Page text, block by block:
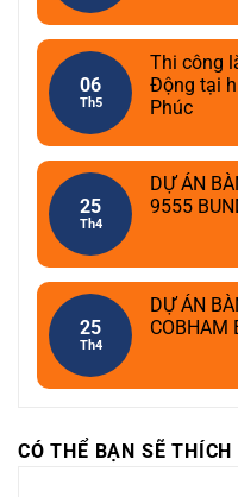
06
Th5
Thi công
Động tại
Phúc
25
Th4
DỰ ÁN
9555
25
Th4
DỰ ÁN
COBHAM
CÓ THỂ BẠN SẼ THÍCH